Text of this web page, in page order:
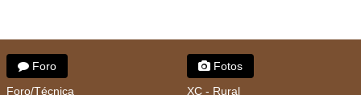
Foro
Foro/Técnica
Fotos
XC - Rural